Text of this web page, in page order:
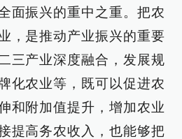
面振兴的重中之重。把农
，是推动产业振兴的重要
三产业深度融合，发展规
化农业等，既可以促进农
和附加值提升，增加农业
提高务农收入，也能够把